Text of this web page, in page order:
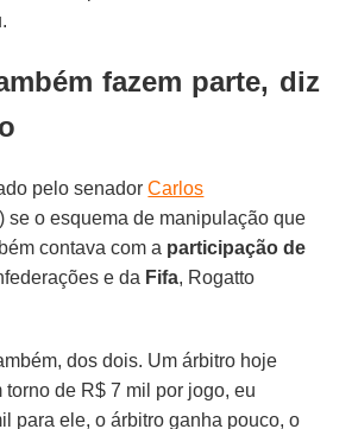
fazem parte, diz
pelo senadorCarlos
se o esquema de manipulação que
contava com a participação de
e da Fifa, Rogatto
dos dois. Um árbitro hoje
de R$ 7 mil por jogo, eu
para ele, o árbitro ganha pouco, o